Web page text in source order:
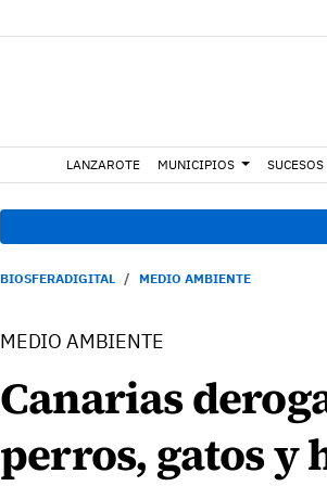
LANZAROTE MUNICIPIOS SUCESOS
BIOSFERADIGITAL MEDIO AMBIENTE
MEDIO AMBIENTE
Canarias
perros, gatos y